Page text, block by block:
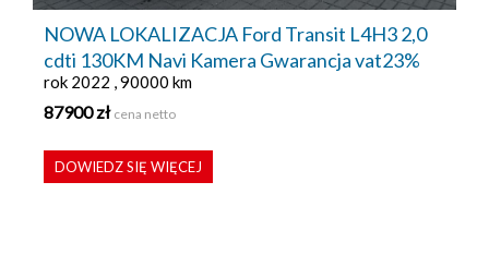
NOWA LOKALIZACJA Ford Transit L4H3 2,0
cdti 130KM Navi Kamera Gwarancja vat23%
rok 2022 , 90000 km
87900 zł cena netto
DOWIEDZ SIĘ WIĘCEJ